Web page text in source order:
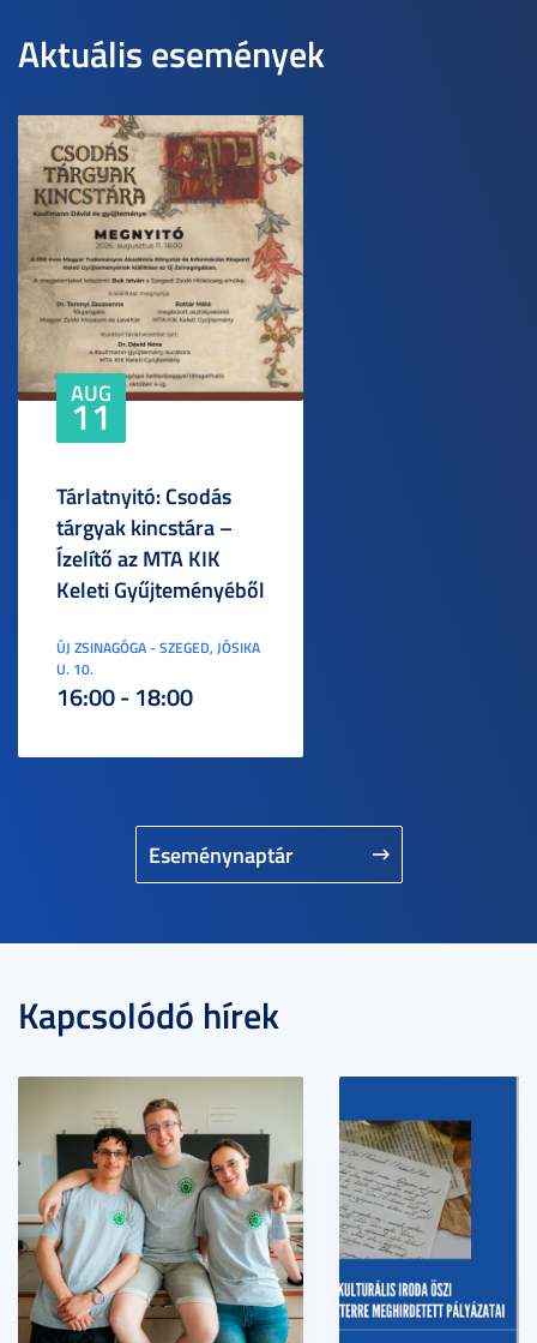
Aktuális események
Eseménynaptár
AUG
11
Tárlatnyitó: Csodás
tárgyak kincstára –
Ízelítő az MTA KIK
Keleti Gyűjteményéből
ÚJ ZSINAGÓGA - SZEGED, JÓSIKA
U. 10.
16:00 - 18:00
Kapcsolódó hírek